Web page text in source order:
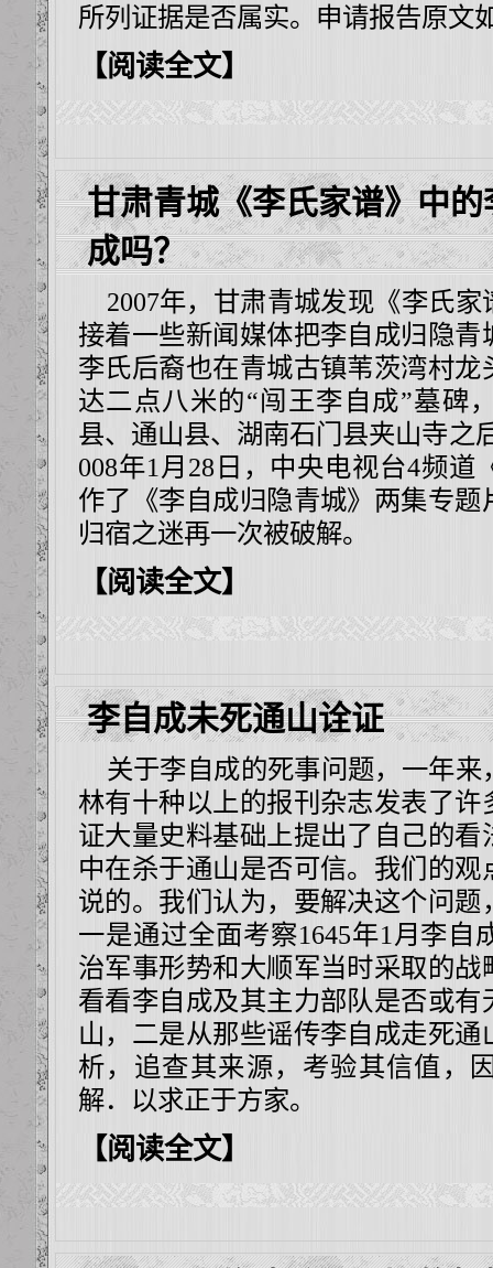
所列证据是否属实。申请报告原文
【阅读全文】
甘肃青城《李氏家谱》中
成吗？
2007年，甘肃青城发现《李氏家
接着一些新闻媒体把李自成归隐
李氏后裔也在青城古镇苇茨湾村
达二点八米的“闯王李自成”墓碑
县、通山县、湖南石门县夹山寺之
008年1月28日，中央电视台4频道
作了 《李自成归隐青城》 两集专题
归宿之迷再一次被破解。
【阅读全文】
李自成未死通山诠证
关于李自成的死事问题，一年来
林有十种以上的报刊杂志发表了
证大量史料基础上提出了自己的
中在杀于通山是否可信。我们的
说的。我们认为，要解决这个问
一是通过全面考察1645年1月李自
治军事形势和大顺军当时采取的
看看李自成及其主力部队是否或
山，二是从那些谣传李自成走死
析，追查其来源，考验其信值，
解．以求正于方家。
【阅读全文】